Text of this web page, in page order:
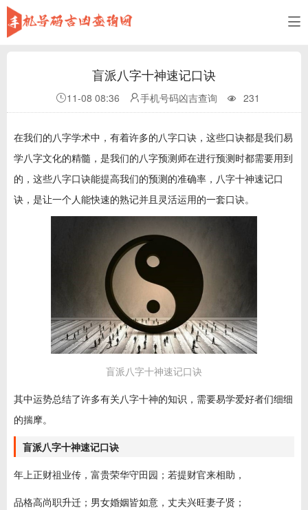
盲派八字十神速记口诀
11-08 08:36 手机号码凶吉查询 231
在我们的八字学术中，有着许多的八字口诀，这些口诀都是我们易
学八字文化的精髓，是我们的八字预测师在进行预测时都需要用到
的，这些八字口诀能提高我们的预测的准确率，八字十神速记口
诀，是让一个人能快速的熟记并且灵活运用的一套口诀。
盲派八字十神速记口诀
其中运势总结了许多有关八字十神的知识，需要易学爱好者们细细
的揣摩。
盲派八字十神速记口诀
年上正财祖业传，富贵荣华守田园；若提财官来相助，
品格高尚职升迁；男女婚姻皆如意，丈夫兴旺妻子贤；